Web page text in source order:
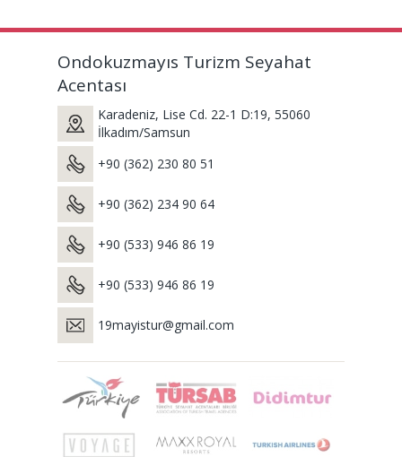
Ondokuzmayıs Turizm Seyahat
Acentası
Karadeniz, Lise Cd. 22-1 D:19, 55060
İlkadım/Samsun
+90 (362) 230 80 51
+90 (362) 234 90 64
+90 (533) 946 86 19
+90 (533) 946 86 19
19mayistur@gmail.com